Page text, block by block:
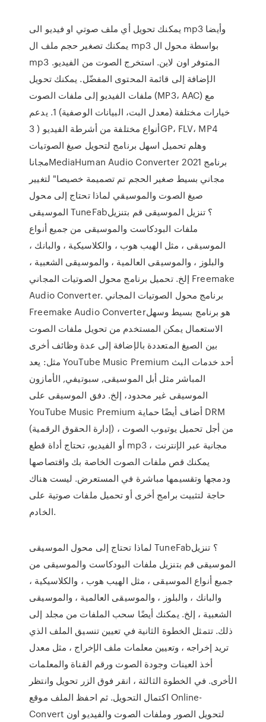
يمكنك تحويل أي ملف صوتي او فيديو الى mp3 وأيضا
يمكنك تصغير حجم ملف ال mp3 بواسطة محول ال
mp3 المتوفر اون لاين. استخرج الصوت من الفيديو.
الإضافة إلى قائمة المحتوى المفضّل. يمكنك تحويل
ملفات الفيديو إلى ملفات الصوت (MP3، AAC) مع
خيارات مختلفة (معدل البت، البيانات الوصفية) 1. يدعم
أنواع مختلفة من أشرطة الفيديو ( 3GP، FLV، MP4
وهلم تحميل اسهل برنامج لتحويل صيغ الصوتيات
مجاناMediaHuman Audio Converter 2021 برنامج
مجاني بسيط صغير الحجم تم تصميمة خصيصا" لتغيير
صيغ الصوت والموسيقي لماذا تحتاج إلى محول
الموسيقى TuneFab؟ تنزيل الموسيقى قم بتنزيل
ملفات البودكاست والموسيقى من جميع أنواع
الموسيقى ، مثل الهيب هوب ، والكلاسيكية ، والبانك ،
والبلوز ، والموسيقى العالمية ، والموسيقى الشعبية ،
إلخ. تحميل برنامج محول الصوتيات المجاني Freemake
Audio Converter. برنامج محول الصوتيات المجاني
Freemake Audio Converterهو برنامج بسيط وسهل
الاستعمال يمكن المستخدم من تحويل ملفات الصوت
بين الصيغ المتعددة بالإضافة إلى عدة وظائف أخرى
مثل: يعد YouTube Music Premium أحد خدمات البث
المباشر مثل أبل الموسيقى, سبوتيفي, الأمازون
الموسيقى غير محدود، إلخ. دفق الموسيقى على
YouTube Music Premium أضاف أيضًا حماية DRM
(إدارة الحقوق الرقمية) ، من أجل تحميل يوتيوب الصوت
أو الفيديو، تحتاج أداة قطع mp3 مجانية عبر الإنترنت ،
يمكنك قص ملفات الصوت الخاصة بك واقتصاصها
ودمجها وتقسيمها مباشرة في المستعرض. ليست هناك
حاجة لتثبيت برامج أخرى أو تحميل ملفات صوتية على
الخادم.
لماذا تحتاج إلى محول الموسيقى TuneFab؟ تنزيل
الموسيقى قم بتنزيل ملفات البودكاست والموسيقى من
جميع أنواع الموسيقى ، مثل الهيب هوب ، والكلاسيكية ،
والبانك ، والبلوز ، والموسيقى العالمية ، والموسيقى
الشعبية ، إلخ. يمكنك أيضًا سحب الملفات من مجلد إلى
ذلك. تتمثل الخطوة الثانية في تعيين تنسيق الملف الذي
تريد إخراجه ، وتعيين معلمات ملف الإخراج ، مثل معدل
أخذ العينات وجودة الصوت ورقم القناة والمعلمات
الأخرى. في الخطوة الثالثة ، انقر فوق الزر تحويل وانتظر
اكتمال التحويل. ثم احفظ الملف موقع Online-
Convert لتحويل الصور وملفات الصوت والفيديو اون